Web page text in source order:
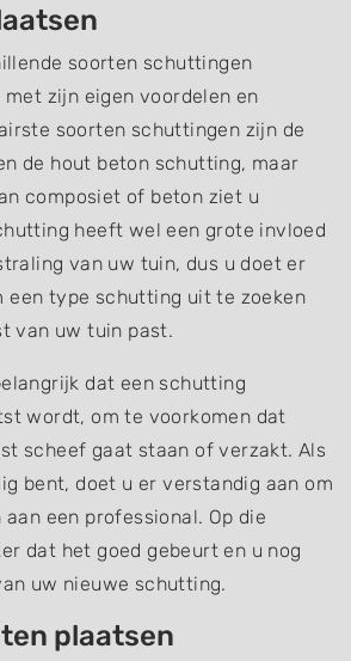
soorten schuttingen
zijn eigen voordelen en
soorten schuttingen zijn de
de hout beton schutting, maar
composiet of beton ziet u
heeft wel een grote invloed
van uw tuin, dus u doet er
een type schutting uit te zoeken
van uw tuin past.
dat een schutting
wordt, om te voorkomen dat
scheef gaat staan of verzakt. Als
bent, doet u er verstandig aan om
een professional. Op die
dat het goed gebeurt en u nog
uw nieuwe schutting.
plaatsen